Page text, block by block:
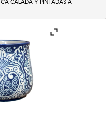
CALADA Y PINTADAS A